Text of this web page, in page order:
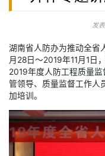
发
湖南省人防办为推动全省
月28日～2019年11月1日
2019年度人防工程质量
管领导、质量监督工作人
加培训。